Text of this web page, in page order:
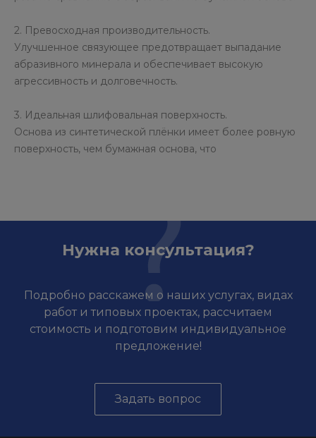
2. Превосходная производительность.
Улучшенное связующее предотвращает выпадание
абразивного минерала и обеспечивает высокую
агрессивность и долговечность.
3. Идеальная шлифовальная поверхность.
Основа из синтетической плёнки имеет более ровную
поверхность, чем бумажная основа, что
Нужна консультация?
Подробно расскажем о наших услугах, видах
работ и типовых проектах, рассчитаем
стоимость и подготовим индивидуальное
предложение!
Задать вопрос